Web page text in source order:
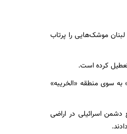
موشک‌هایی را پرتاب
کرده است.
از سکوی موشک «الزاعوره» به سوی منطقه «الخریبه»
اسرائیلی در اراضی